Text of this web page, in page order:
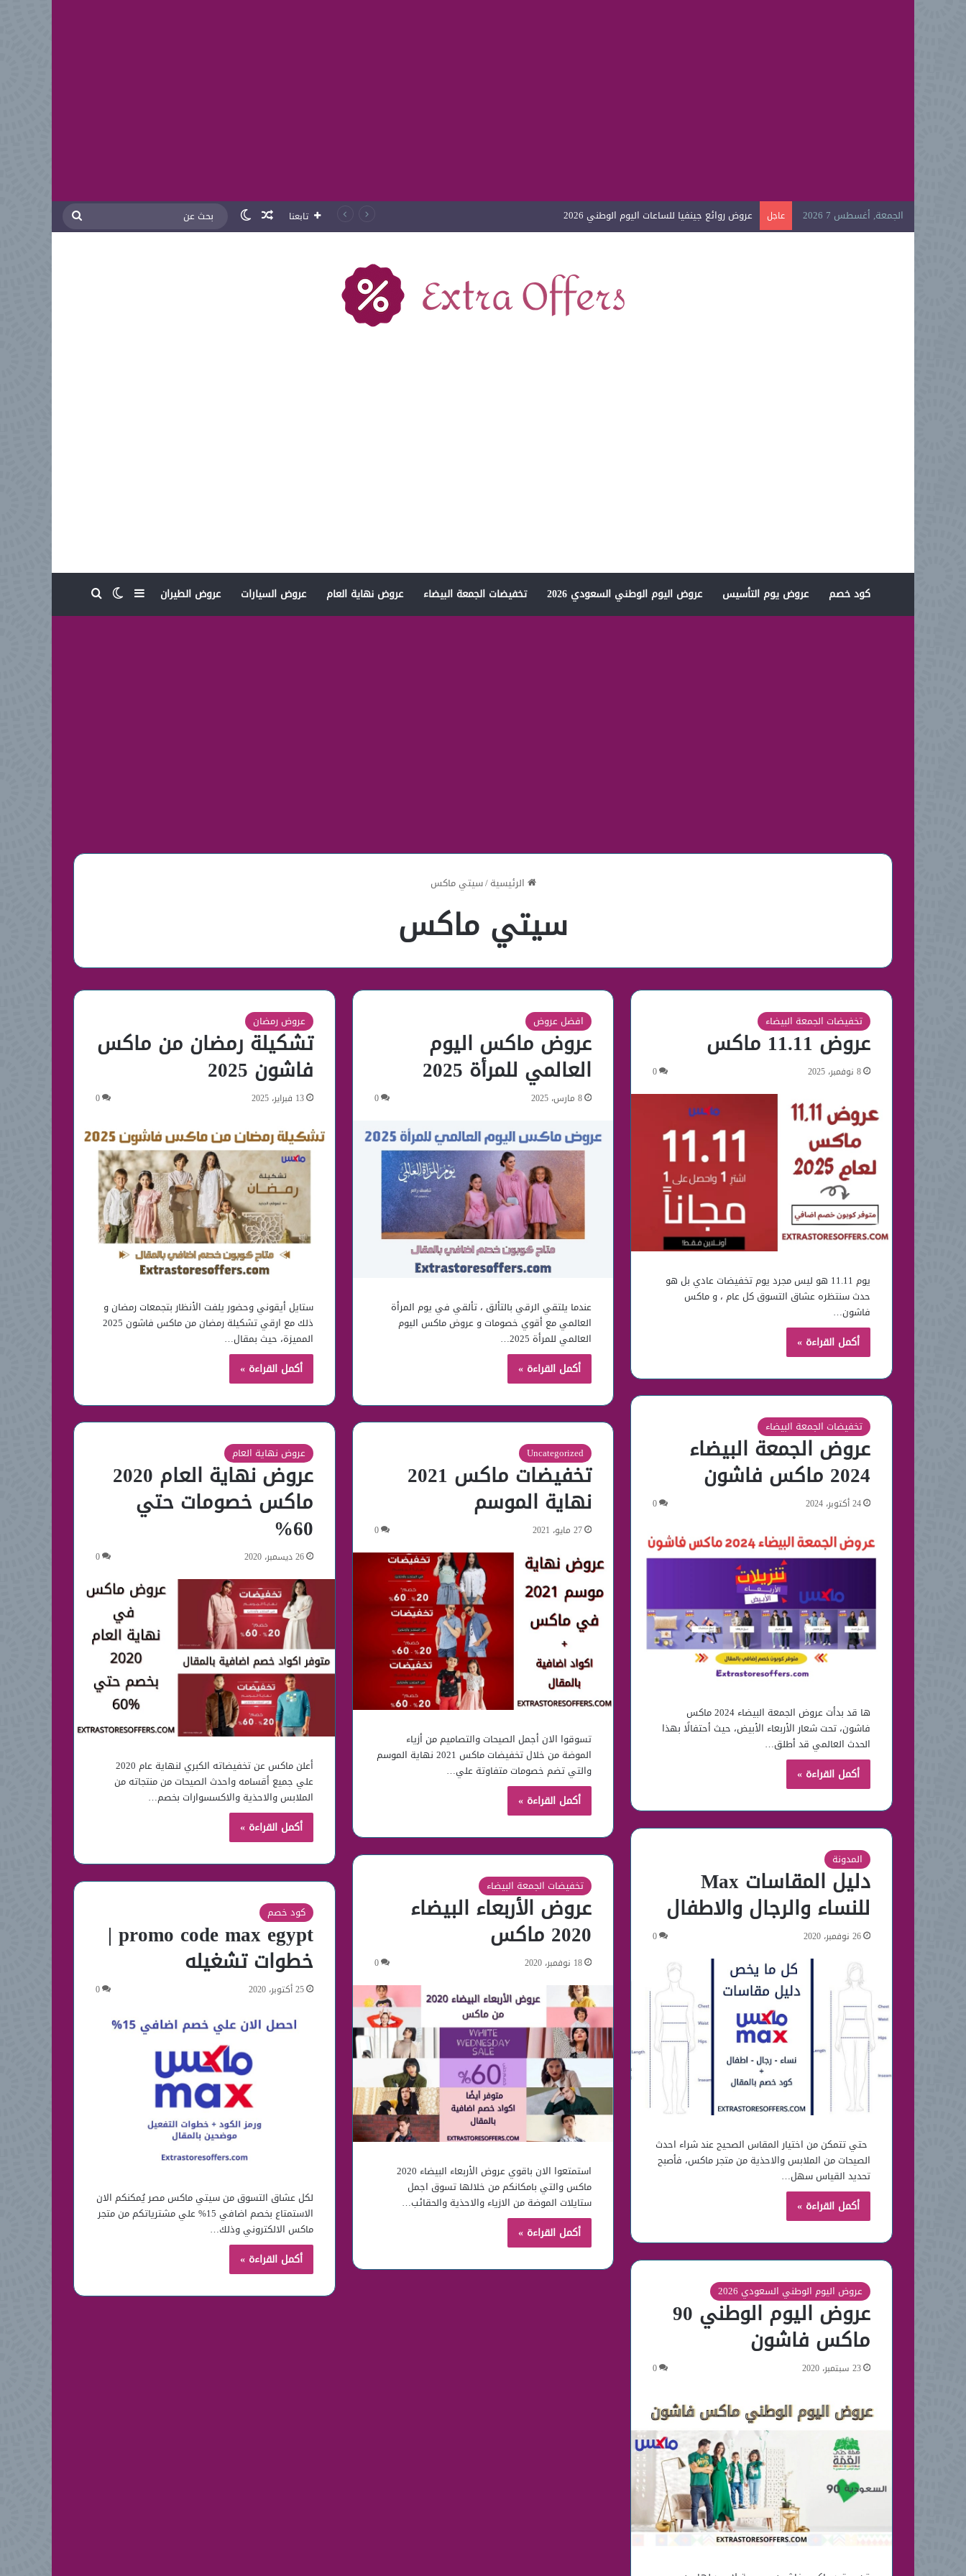
الجمعة, أغسطس 7 2026 عاجل عروض روائع جينفيا للساعات اليوم الوطني 2026 تابعنا مقال عشوائي
الوضع المظلم
بحث
كود خصم عروض يوم التأسيس عروض اليوم الوطني السعودي 2026 تخفيضات الجمعة البيضاء عروض نهاية العام عروض السيارات عروض الطيران إضافة عمود جانبي
الوضع المظلم
بحث عن
الرئيسية/سيتي ماكس
سيتي ماكس
تخفيضات الجمعة البيضاء
عروض 11.11 ماكس
8 نوفمبر، 2025 0
يوم 11.11 هو ليس مجرد يوم تخفيضات عادي بل هو
حدث سنتظره عشاق التسوق كل عام ، و ماكس
فاشون…
أكمل القراءة »
افضل عروض
عروض ماكس اليوم
العالمي للمرأة 2025
8 مارس، 2025 0
عندما يلتقي الرقي بالتألق ، تألقي في يوم المرأة
العالمي مع أقوي خصومات و عروض ماكس اليوم
العالمي للمرأة 2025…
أكمل القراءة »
عروض رمضان
تشكيلة رمضان من ماكس
فاشون 2025
13 فبراير، 2025 0
ستايل أيقوني وحضور يلفت الأنظار بتجمعات رمضان و
ذلك مع ارقي تشكيلة رمضان من ماكس فاشون 2025
المميزة، حيث بمقال…
أكمل القراءة »
تخفيضات الجمعة البيضاء
عروض الجمعة البيضاء
2024 ماكس فاشون
24 أكتوبر، 2024 0
ها قد بدأت عروض الجمعة البيضاء 2024 ماكس
فاشون، تحت شعار الأربعاء الأبيض، حيث أحتفالًا بهذا
الحدث العالمي قد أطلق…
أكمل القراءة »
Uncategorized
تخفيضات ماكس 2021
نهاية الموسم
27 مايو، 2021 0
تسوقوا الان أجمل الصيحات والتصاميم من أزياء
الموضة من خلال تخفيضات ماكس 2021 نهاية الموسم
والتي تضم خصومات متفاوتة علي…
أكمل القراءة »
عروض نهاية العام
عروض نهاية العام 2020
ماكس خصومات حتي
60%
26 ديسمبر، 2020 0
أعلن ماكس عن تخفيضاته الكبري لنهاية عام 2020
علي جميع أقسامه واحدث الصيحات من منتجاته من
الملابس والاحذية والاكسسوارات بخصم…
أكمل القراءة »
المدونة
دليل المقاسات Max
للنساء والرجال والاطفال
26 نوفمبر، 2020 0
حتي تتمكن من اختيار المقاس الصحيح عند شراء احدث
الصيحات من الملابس والاحذية من متجر ماكس، فأصبح
تحديد القياس سهل…
أكمل القراءة »
تخفيضات الجمعة البيضاء
عروض الأربعاء البيضاء
2020 ماكس
18 نوفمبر، 2020 0
استمتعوا الان باقوي عروض الأربعاء البيضاء 2020
ماكس والتي بامكانكم من خلالها تسوق اجمل
ستايلات الموضة من الازياء والاحذية والحقائب…
أكمل القراءة »
كود خصم
promo code max egypt |
خطوات تشغيله
25 أكتوبر، 2020 0
لكل عشاق التسوق من سيتي ماكس مصر يُمكنكم الان
الاستمتاع بخصم اضافي 15% علي مشترياتكم من متجر
ماكس الالكتروني وذلك…
أكمل القراءة »
عروض اليوم الوطني السعودي 2026
عروض اليوم الوطني 90
ماكس فاشون
23 سبتمبر، 2020 0